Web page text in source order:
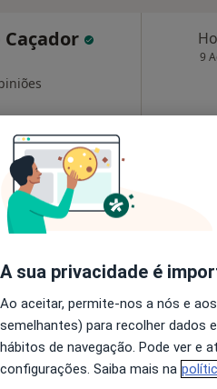
Leiria• Mapa
9
Médicos
A sua privacidade é
Ao aceitar, permite-nos a nós e
semelhantes) para recolher
hábitos de navegação. Pode ver e
configurações. Saiba mais na